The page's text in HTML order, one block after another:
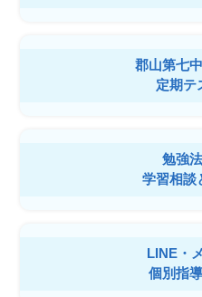
郡山第七
定期テ
勉強
学習相談
LINE・
個別指